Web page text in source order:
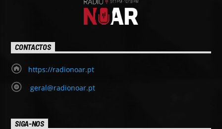
CONTACTOS
https://radionoar.pt
geral@radionoar.pt
SIGA-NOS